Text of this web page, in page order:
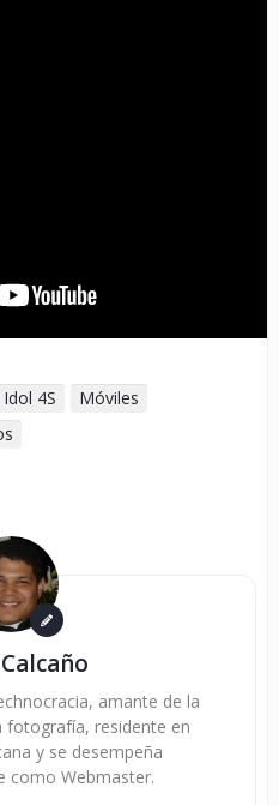
Idol 4S
Móviles
amante de la
fotografía, residente en
y se desempeña
como Webmaster.